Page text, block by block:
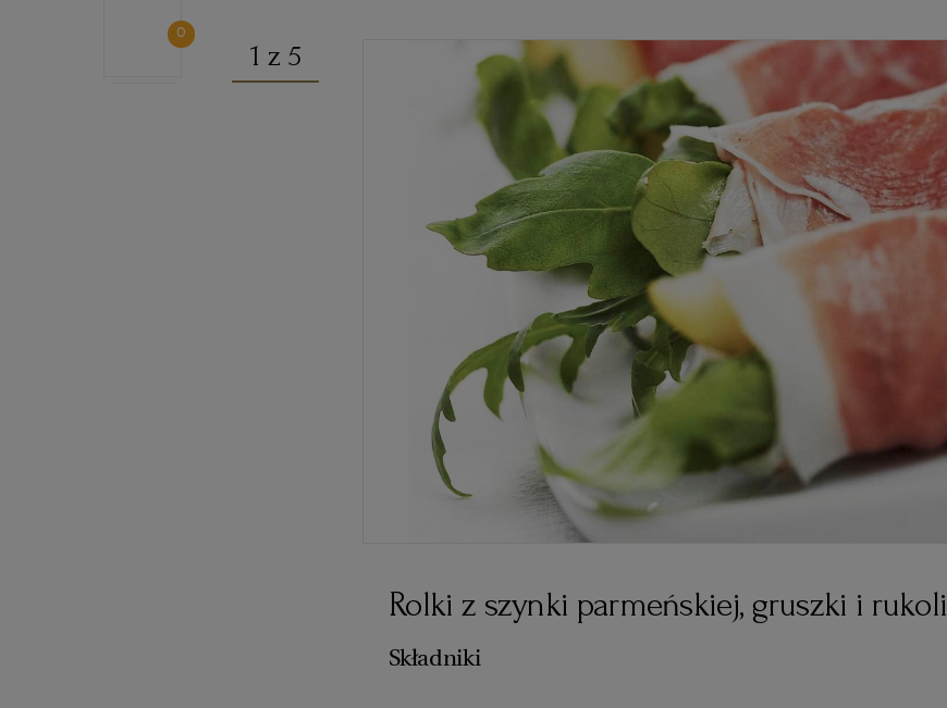
1 z 5
Rolki z szynki parmeńskiej, gruszki i rukoli
Składniki
0